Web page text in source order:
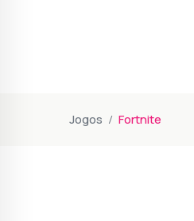
Jogos Fortnite